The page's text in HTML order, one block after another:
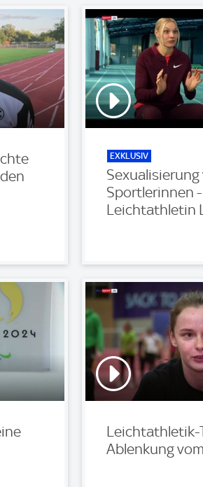
EXKLUSIV
Sexualisierung
Sportlerinnen -
Leichtathletin
Leichtathletik-
Ablenkung